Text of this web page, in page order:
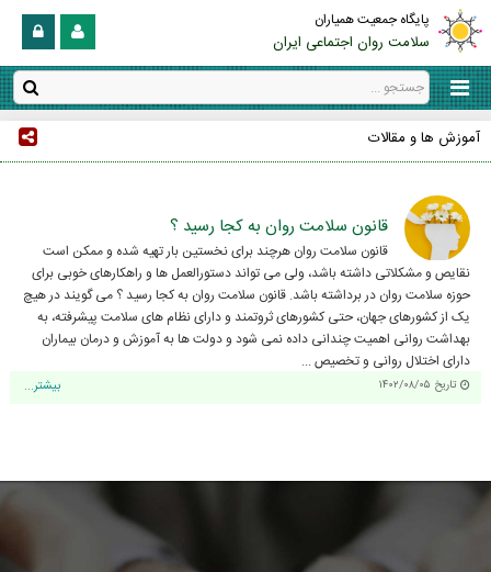
پایگاه جمعیت همیاران
سلامت روان اجتماعی ایران
آموزش ها و مقالات
قانون سلامت روان به کجا رسید ؟
قانون سلامت روان هرچند برای نخستین بار تهیه شده و ممکن است
نقایص و مشکلاتی داشته باشد، ولی می تواند دستورالعمل ها و راهکارهای خوبی برای
حوزه سلامت روان در برداشته باشد. قانون سلامت روان به کجا رسید ؟ می گویند در هیچ
یک از کشورهای جهان، حتی کشورهای ثروتمند و دارای نظام های سلامت پیشرفته، به
بهداشت روانی اهمیت چندانی داده نمی شود و دولت ها به آموزش و درمان بیماران
دارای اختلال روانی و تخصیص ...
تاریخ ۱۴۰۲/۰۸/۰۵ بیشتر...